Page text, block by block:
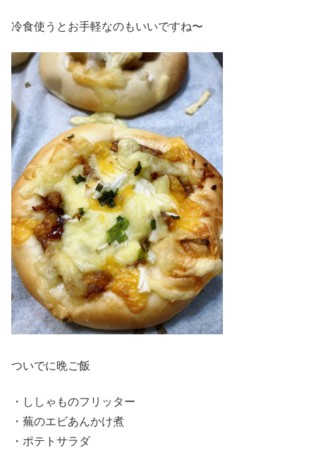
冷食使うとお手軽なのもいいですね〜
ついでに晩ご飯
・ししゃものフリッター
・蕪のエビあんかけ煮
・ポテトサラダ